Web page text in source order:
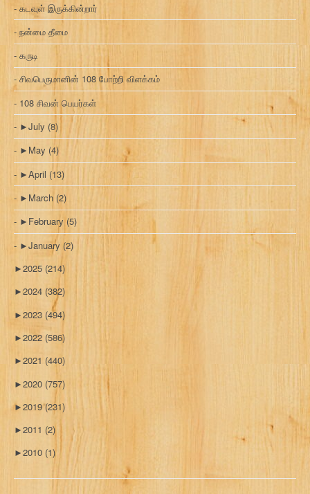
கடவுள் இருக்கின்றார்
நன்மை தீமை
கருடி
சிவபெருமானின் 108 போற்றி விளக்கம்
108 சிவன் பெயர்கள்
►July (8)
► May (4)
►April (13)
► March (2)
► February (5)
►January (2)
►2025 (214)
►2024 (382)
►2023 (494)
►2022 (586)
►2021 (440)
►2020 (757)
►2019(231)
►2011 (2)
►2010 (1)